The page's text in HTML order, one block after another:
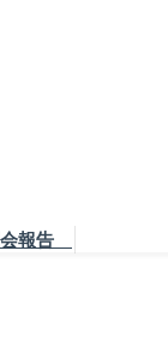
報告